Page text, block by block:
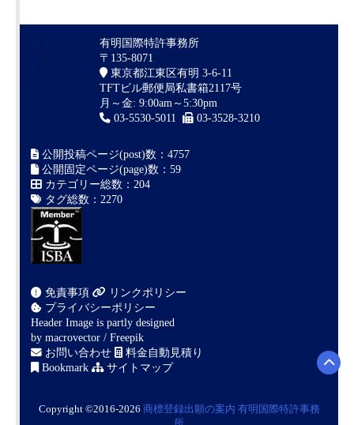
有明国際特許事務所
〒135-8071
東京都江東区有明 3-6-11
TFTビル郵便局私書箱2117号
月～金: 9:00am～5:30pm
03-5530-5011
03-3528-3210
公開投稿ページ(post)数：4757
公開固定ページ(page)数：59
カテゴリー総数：204
タグ総数：2270
免責事項
リンクポリシー
プライバシーポリシー
Header Image is partly designed
by macrovector / Freepik
お問い合わせ
料金自動見積り
Bookmark
サイトマップ
Copyright ©2016-2026 商標登録出願の案内 有明国際特許事務